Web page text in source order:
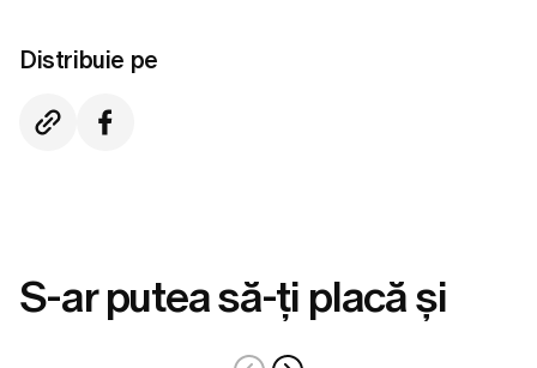
Distribuie pe
S-ar putea să-ți placă și